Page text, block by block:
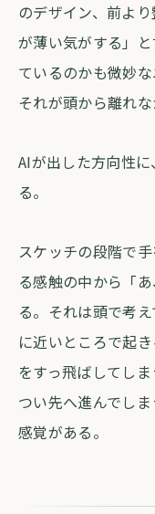
のデザイン、前よ
が薄い気がする」
ているのかも微妙
それが頭から離れな
AIが出した方向性
る。
スケッチの段階で
る感触の中から「
る。それは頭で考
に近いところで起
をすっ飛ばしてし
つい先へ進んでし
感覚がある。